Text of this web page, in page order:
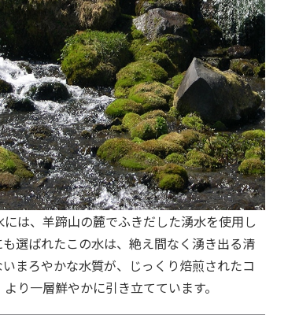
は、羊蹄山の麓でふきだした湧水を使用し
選ばれたこの水は、絶え間なく湧き出る清
まろやかな水質が、じっくり焙煎されたコ
り一層鮮やかに引き立てています。